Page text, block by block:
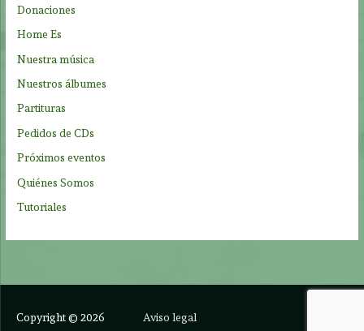
:
Donaciones
Home Es
Nuestra música
Nuestros álbumes
Partituras
Pedidos de CDs
Próximos eventos
Quiénes Somos
Tutoriales
Copyright © 2026 Aviso legal